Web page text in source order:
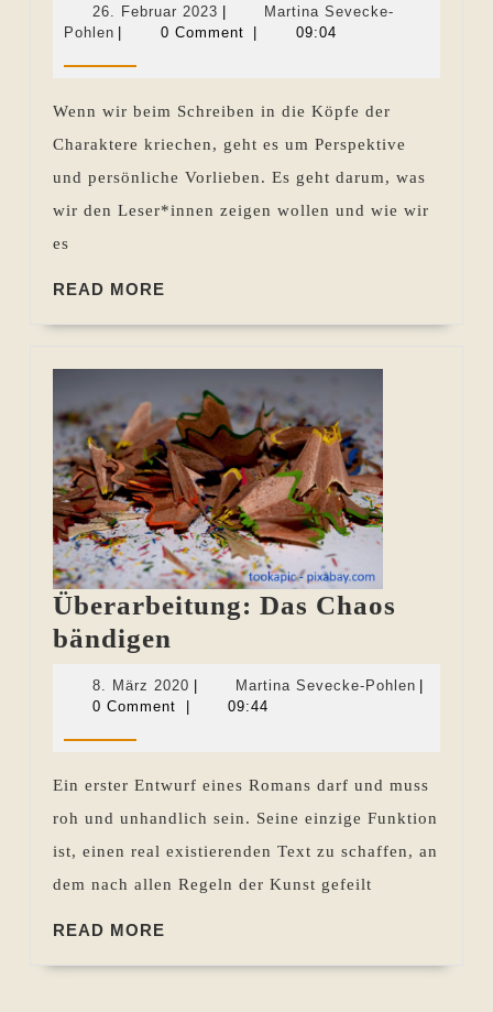
persönliche
26. Februar 2023 26.
Februar
Martina Sevecke-
Pohlen Martina0 Comment 09:04
Wenn wir beim Schreiben in die Köpfe der
Charaktere kriechen, geht es um Perspektive
und persönliche Vorlieben. Es geht darum, was
wir den Leser*innen zeigen wollen und wie wir
es
READ MORE
Überarbeitung: Das Chaos
bändigen
Chaos
8. März 2020 8.
März
Martina Sevecke-Pohlen Martina
0 Comment
09:44
Ein erster Entwurf eines Romans darf und muss
roh und unhandlich sein. Seine einzige Funktion
ist, einen real existierenden Text zu schaffen, an
dem nach allen Regeln der Kunst gefeilt
READ MORE